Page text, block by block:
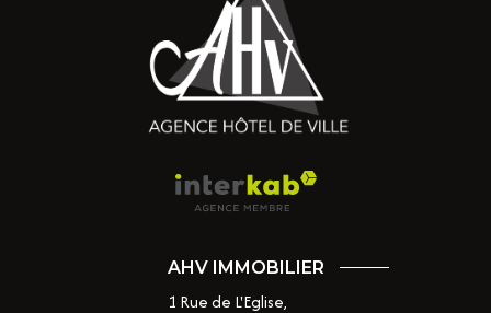
AHV IMMOBILIER
1 Rue de L'Eglise,